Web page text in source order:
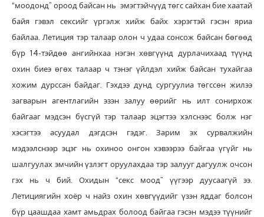
“моодонд” ороод байсан нь эмэгтэйчүүд төгс сайхан бие хаатай
байя гэвэл сексийг үргэлж хийж байх хэрэгтэй гэсэн яриа
байлаа. Летиция тэр талаар олон ч удаа сонсож байсан бөгөөд
бүр 14-тэйдөө ангийнхаа нэгэн хөвгүүнд дурлачихаад түүнд
охин биеэ өгөх талаар ч тэнэг үйлдэл хийж байсан тухайгаа
хожим дурссан байдаг. Гэхдээ дунд сургуулиа төгссөн жилээ
загварын агентлагийн эзэн залуу өөрийг нь илт сонирхож
байгааг мэдсэн бүсгүй тэр талаар эцэгтээ хэлснээс болж нэг
хэсэгтээ асуудал дэгдсэн гэдэг. Зарим эх сурвалжийн
мэдээлснээр эцэг нь охиноо онгон хэвээрээ байгаа үгүйг нь
шалгуулах эмчийн үзлэгт оруулахдаа тэр залууг дагуулж очсон
гэх нь ч бий. Охидын “секс моод” үүгээр дуусаагүй ээ.
Летициягийн хоёр ч найз охин хөвгүүдийг үзэн яддаг болсон
бүр цаашдаа хамт амьдрах болоод байгаа гэсэн мэдээ түүнийг